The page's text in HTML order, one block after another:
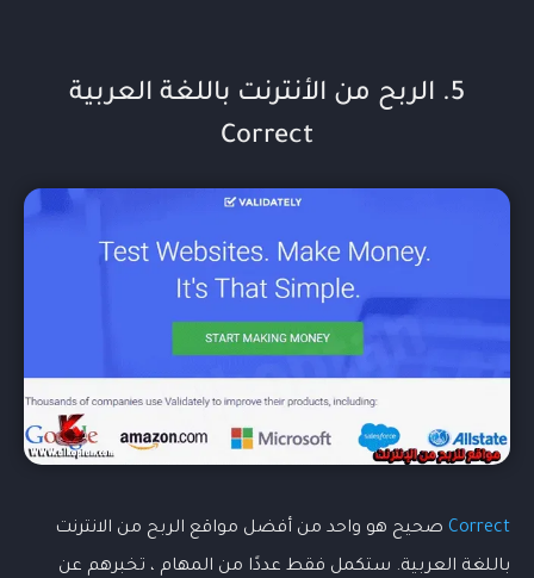
5. الربح من الأنترنت باللغة العربية
Correct
Correct صحيح هو واحد من أفضل مواقع الربح من الانترنت
باللغة العربية. ستكمل فقط عددًا من المهام ، تخبرهم عن